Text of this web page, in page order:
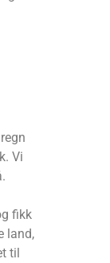
Vi
fikk
land,
til